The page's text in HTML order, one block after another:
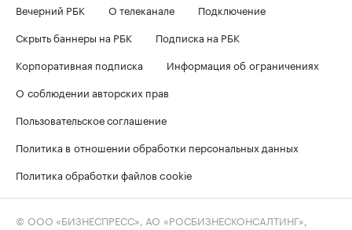
Вечерний РБК
О телеканале
Подключение
Скрыть баннеры на РБК
Подписка на РБК
Корпоративная подписка
Информация об ограничениях
О соблюдении авторских прав
Пользовательское соглашение
Политика в отношении обработки персональных данных
Политика обработки файлов cookie
© ООО «БИЗНЕСПРЕСС», АО «РОСБИЗНЕСКОНСАЛТИНГ»,